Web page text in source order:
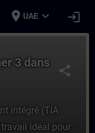
place UAE expand_more login
share
3 dans
intégré (TIA
idéal pour